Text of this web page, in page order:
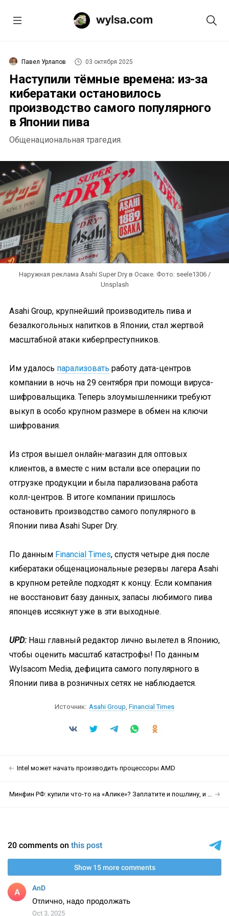
Павел Урлапов 03 октября 2025
Наступили тёмные времена: из-за
кибератаки остановилось
производство самого популярного
в Японии пива
Общенациональная трагедия.
Наружная реклама Asahi Super Dry в Осаке. Фото: seele1306 /
Unsplash
Asahi Group, крупнейший производитель пива и
безалкогольных напитков в Японии, стал жертвой
масштабной атаки киберпреступников.
Им удалось парализовать работу дата-центров
компании в ночь на 29 сентября при помощи вируса-
шифровальщика. Теперь злоумышленники требуют
выкуп в особо крупном размере в обмен на ключи
шифрования.
Из строя вышел онлайн-магазин для оптовых
клиентов, а вместе с ним встали все операции по
отгрузке продукции и была парализована работа
колл-центров. В итоге компании пришлось
остановить производство самого популярного в
Японии пива Asahi Super Dry.
По данным Financial Times, спустя четыре дня после
кибератаки общенациональные резервы лагера Asahi
в крупном ретейле подходят к концу. Если компания
не восстановит базу данных, запасы любимого пива
японцев иссякнут уже в эти выходные.
UPD: Наш главный редактор лично вылетел в Японию,
чтобы оценить масштаб катастрофы! По данным
Wylsacom Media, дефицита самого популярного в
Японии пива в розничных сетях не наблюдается.
Источник: Asahi Group, Financial Times
Intel может начать производить процессоры AMD
Минфин РФ: купили что-то на «Алике»? Заплатите и пошлину, и НДС